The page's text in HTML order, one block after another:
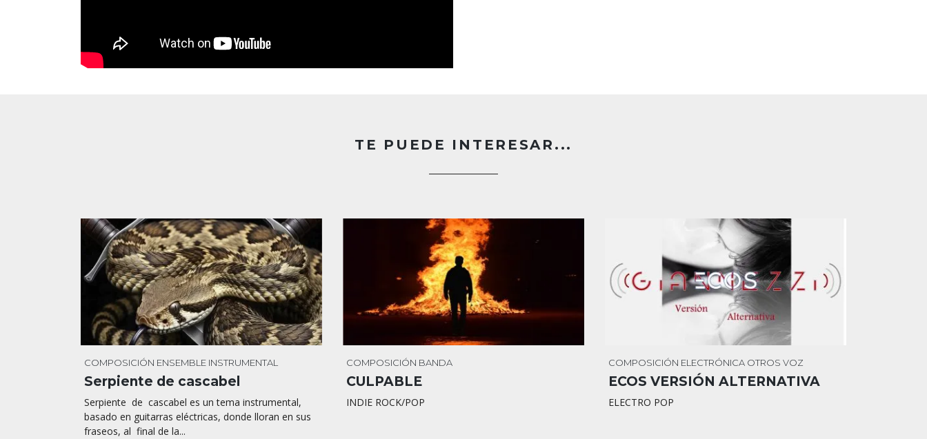
TE PUEDE INTERESAR...
COMPOSICIÓN ENSEMBLE INSTRUMENTAL
Serpiente de cascabel
Serpiente de cascabel es un tema instrumental,
basado en guitarras eléctricas, donde lloran en sus
fraseos, al final de la...
COMPOSICIÓN BANDA
CULPABLE
INDIE ROCK/POP
COMPOSICIÓN ELECTRÓNICA OTROS VOZ
ECOS VERSIÓN ALTERNATIVA
ELECTRO POP